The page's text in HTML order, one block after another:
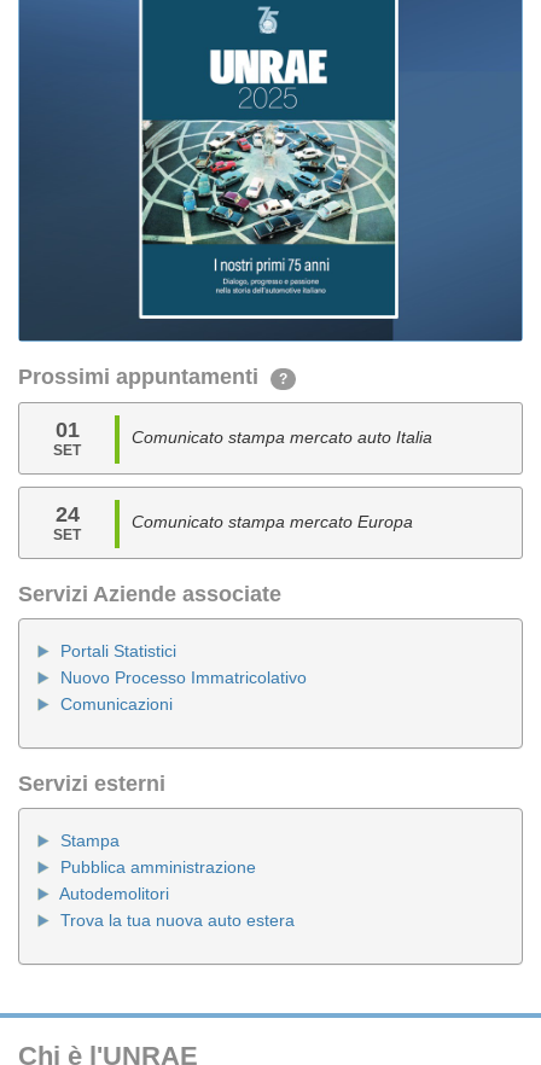
Prossimi appuntamenti ?
01
SET
Comunicato stampa mercato auto Italia
24
SET
Comunicato stampa mercato Europa
Servizi Aziende associate
Portali Statistici
Nuovo Processo Immatricolativo
Comunicazioni
Servizi esterni
Stampa
Pubblica amministrazione
Autodemolitori
Trova la tua nuova auto estera
Chi è l'UNRAE